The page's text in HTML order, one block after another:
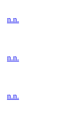
n.n.
n.n.
n.n.